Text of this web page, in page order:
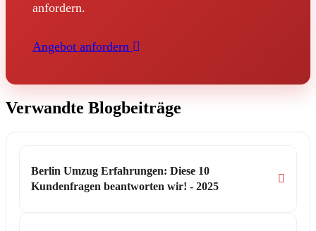
anfordern.
Angebot anfordern
Verwandte Blogbeiträge
Berlin Umzug Erfahrungen: Diese 10
Kundenfragen beantworten wir! - 2025